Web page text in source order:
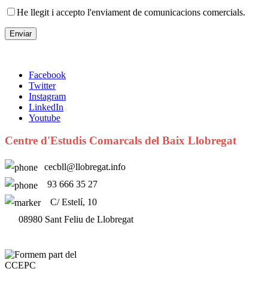
He llegit i accepto l'enviament de comunicacions comercials.
Facebook
Twitter
Instagram
LinkedIn
Youtube
Centre d'Estudis Comarcals del Baix Llobregat
cecbll@llobregat.info
93 666 35 27
C/ Estelí, 10
08980 Sant Feliu de Llobregat